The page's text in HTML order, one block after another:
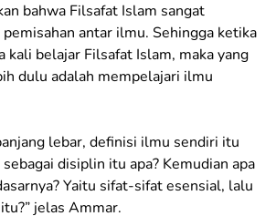
bahwa Filsafat Islam sangat
antar ilmu. Sehingga ketika
kali belajar Filsafat Islam, maka yang
dulu adalah mempelajari ilmu
lebar, definisi ilmu sendiri itu
disiplin itu apa? Kemudian apa
Yaitu sifat-sifat esensial, lalu
jelas Ammar.